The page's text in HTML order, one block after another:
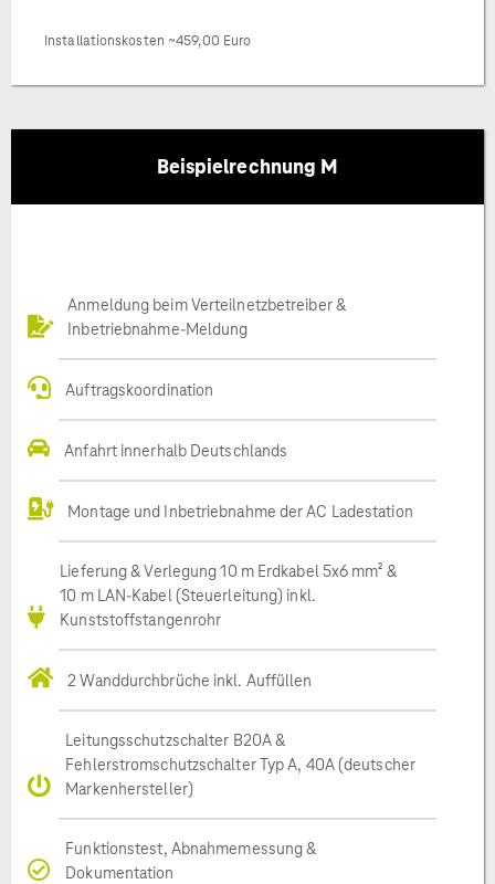
Installationskosten ~459,00 Euro
Beispielrechnung M
Anmeldung beim Verteilnetzbetreiber &
Inbetriebnahme-Meldung
Auftragskoordination
Anfahrt innerhalb Deutschlands
Montage und Inbetriebnahme der AC Ladestation
Lieferung & Verlegung 10 m Erdkabel 5x6 mm² &
10 m LAN-Kabel (Steuerleitung) inkl.
Kunststoffstangenrohr
2 Wanddurchbrüche inkl. Auffüllen
Leitungsschutzschalter B20A &
Fehlerstromschutzschalter Typ A, 40A (deutscher
Markenhersteller)
Funktionstest, Abnahmemessung &
Dokumentation